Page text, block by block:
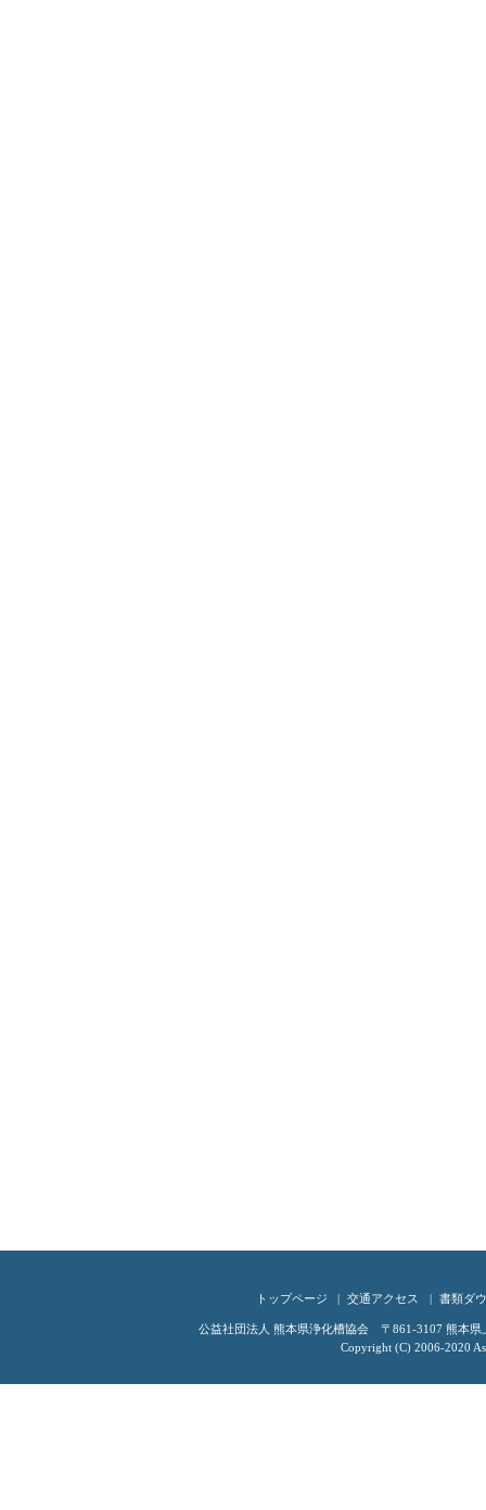
トップページ 交通アクセス 書類ダ
公益社団法人 熊本県浄化槽協会 〒861-3107 熊本
Copyright (C) 2006-2020